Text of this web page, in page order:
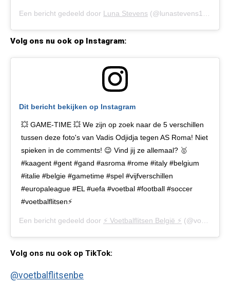
Een bericht gedeeld door Luna Stevens (@lunastevens1) op
Volg ons nu ook op Instagram:
Dit bericht bekijken op Instagram
💥 GAME-TIME 💥 We zijn op zoek naar de 5 verschillen
tussen deze foto's van Vadis Odjidja tegen AS Roma! Niet
spieken in de comments! 😉 Vind jij ze allemaal? 🥇
#kaagent #gent #gand #asroma #rome #italy #belgium
#italie #belgie #gametime #spel #vijfverschillen
#europaleague #EL #uefa #voetbal #football #soccer
#voetbalflitsen⚡️
Een bericht gedeeld door ⚡️ Voetbalflitsen België ⚡️ (@voetbalflitsen.be) op
Volg ons nu ook op TikTok:
@voetbalflitsenbe